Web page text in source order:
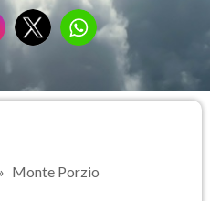
Monte Porzio